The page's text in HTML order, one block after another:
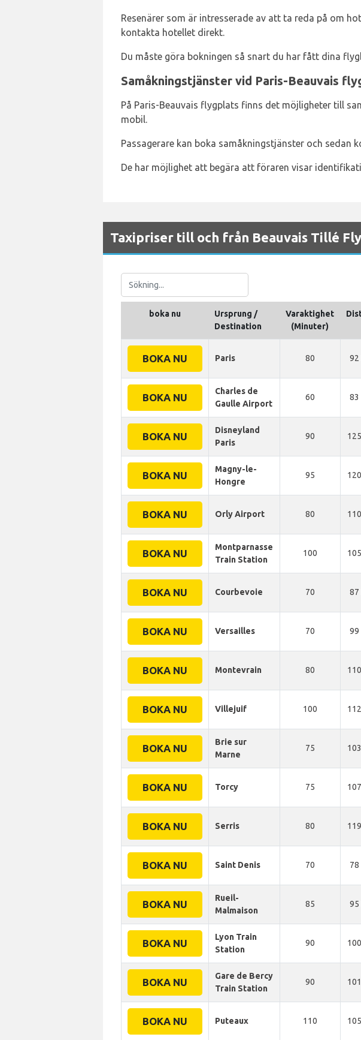
Resenärer som är intresserade av att ta reda på om
kontakta hotellet direkt.
Du måste göra bokningen så snart du har fått dina
Samåkningstjänster vid Paris-Beauvais
På Paris-Beauvais flygplats finns det möjligheter till
mobil.
Passagerare kan boka samåkningstjänster och sedan
De har möjlighet att begära att föraren visar
Taxipriser till och från Beauvais Tillé
boka nu
Ursprung /
Destination
Varaktighet
(Minuter)
BOKA NU Paris 80 92
BOKA NU
Charles de
Gaulle Airport
60 83
BOKA NU
Disneyland
Paris
90
BOKA NU
Magny-le-
Hongre
95
BOKA NU Orly Airport 80
BOKA NU
Montparnasse
Train Station
100
BOKA NU Courbevoie 70 87
BOKA NU Versailles 70 99
BOKA NU Montevrain 80
BOKA NU Villejuif 100
BOKA NU
Brie sur
Marne
75
BOKA NU Torcy 75
BOKA NU Serris 80
BOKA NU Saint Denis 70 78
BOKA NU
Rueil-
Malmaison
85 95
BOKA NU
Lyon Train
Station
90
BOKA NU
Gare de Bercy
Train Station
90
BOKA NU Puteaux 110